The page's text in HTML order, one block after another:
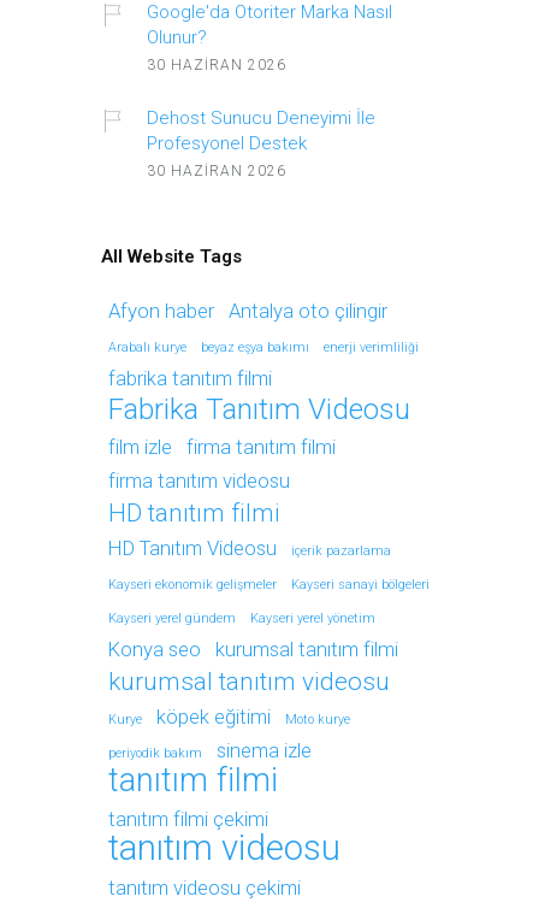
Google'da Otoriter Marka Nasıl
Olunur?
30 HAZIRAN 2026
Dehost Sunucu Deneyimi İle
Profesyonel Destek
30 HAZIRAN 2026
All Website Tags
Afyon haber Antalya oto çilingir
Arabalı kurye beyaz eşya bakımı enerji verimliliği
fabrika tanıtım filmi
Fabrika Tanıtım Videosu
film izle
firma tanıtım filmi
firma tanıtım videosu
HD tanıtım filmi
HD Tanıtım Videosu içerik pazarlama
Kayseri ekonomik gelişmeler Kayseri sanayi bölgeleri
Kayseri yerel gündem Kayseri yerel yönetim
Konya seo kurumsal tanıtım filmi
kurumsal tanıtım videosu
Kurye köpek eğitimi Moto kurye
periyodik bakım sinema izle
tanıtım filmi
tanıtım filmi çekimi
tanıtım videosu
tanıtım videosu çekimi